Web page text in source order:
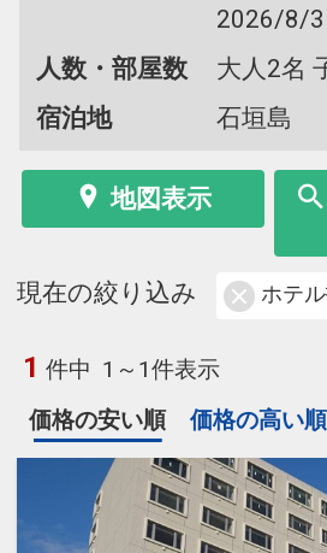
2026/8/
人数・部屋数
大人2名
宿泊地
石垣島
地図表示
現在の絞り込み ホテ
1 件中 1～1件表示
価格の安い順
価格の高い順